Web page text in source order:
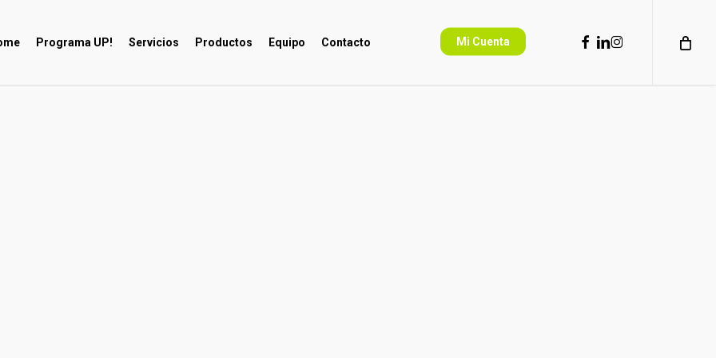
Programa UP! Servicios Productos Equipo Contacto Mi Cuenta facebook
linkedin
instagram